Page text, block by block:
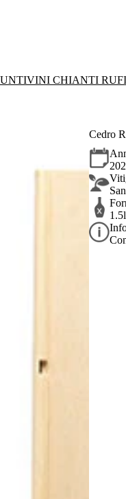
VINI CHIANTI
Cedro
1.5l